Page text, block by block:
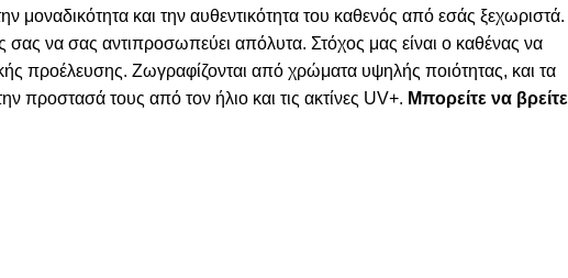
και την αυθεντικότητα του καθενός από εσάς ξεχωριστά.
σας να σας αντιπροσωπεύει απόλυτα. Στόχος μας είναι ο καθένας να
προέλευσης. Ζωγραφίζονται από χρώματα υψηλής ποιότητας, και τα
προστασά τους από τον ήλιο και τις ακτίνες UV+. Μπορείτε να βρείτε